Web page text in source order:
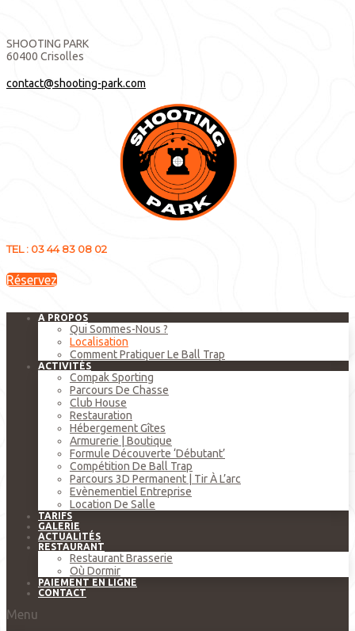
SHOOTING PARK
60400 Crisolles
contact@shooting-park.com
TEL : 03 44 83 08 02
Réservez
A PROPOS
Qui Sommes-Nous ?
Localisation
Comment Pratiquer Le Ball Trap
ACTIVITÉS
Compak Sporting
Parcours De Chasse
Club House
Restauration
Hébergement Gîtes
Armurerie | Boutique
Formule Découverte ‘débutant’
Compétition De Ball Trap
Parcours 3D Permanent | Tir À L’arc
Evènementiel Entreprise
Location De Salle
TARIFS
GALERIE
ACTUALITÉS
RESTAURANT
Restaurant Brasserie
Où Dormir
PAIEMENT EN LIGNE
CONTACT
Menu